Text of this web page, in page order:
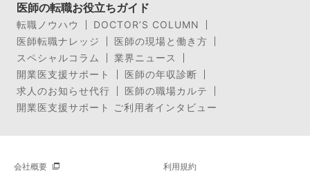
医師の転職お役立ちガイド
転職ノウハウ
DOCTOR’S COLUMN
医師転職ナレッジ
医師の現場と働き方
スペシャルコラム
業界ニュース
開業医支援サポート
医師の年収診断
求人のお知らせ代行
医師の職場カルテ
開業医支援サポート ご利用者インタビュー
会社概要 利用規約